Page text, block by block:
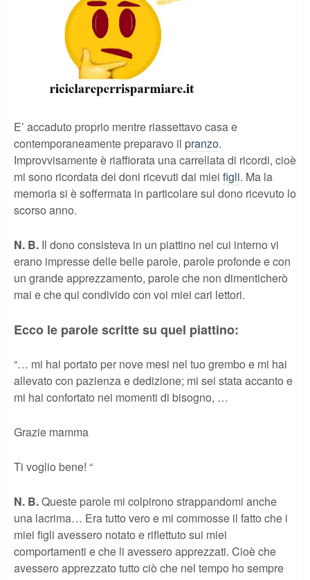
E’ accaduto proprio mentre riassettavo casa e
contemporaneamente preparavo il pranzo.
Improvvisamente è riaffiorata una carrellata di ricordi, cioè
mi sono ricordata dei doni ricevuti dai miei figli. Ma la
memoria si è soffermata in particolare sul dono ricevuto lo
scorso anno.
N. B. Il dono consisteva in un piattino nel cui interno vi
erano impresse delle belle parole, parole profonde e con
un grande apprezzamento, parole che non dimenticherò
mai e che qui condivido con voi miei cari lettori.
Ecco le parole scritte su quel piattino:
“… mi hai portato per nove mesi nel tuo grembo e mi hai
allevato con pazienza e dedizione; mi sei stata accanto e
mi hai confortato nei momenti di bisogno, …
Grazie mamma
Ti voglio bene! “
N. B.Queste parole mi colpirono strappandomi anche
una lacrima… Era tutto vero e mi commosse il fatto che i
miei figli avessero notato e riflettuto sui miei
comportamenti e che li avessero apprezzati. Cioè che
avessero apprezzato tutto ciò che nel tempo ho sempre